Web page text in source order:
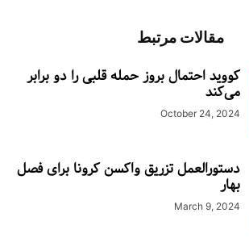
مقالات مرتبط
کووید احتمال بروز حمله قلبی را دو برابر
می‌کند
October 24, 2024
دستورالعمل تزریق واکسن کرونا برای فصل
بهار
March 9, 2024